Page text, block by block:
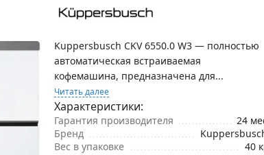
Kuppersbusch CKV 6550.0 W3 — полностью
автоматическая встраиваемая
кофемашина, предназначена для...
Читать далее
Характеристики:
Гарантия производителя
24
Бренд
Вес в упаковке
40